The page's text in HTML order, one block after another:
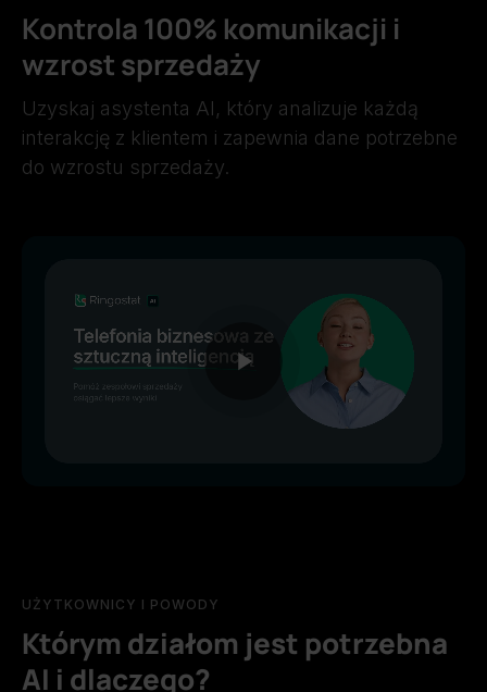
Kontrola 100% komunikacji i
wzrost sprzedaży
Uzyskaj asystenta AI, który analizuje każdą
interakcję z klientem i zapewnia dane potrzebne
do wzrostu sprzedaży.
UŻYTKOWNICY I POWODY
Którym działom jest potrzebna
AI i dlaczego?